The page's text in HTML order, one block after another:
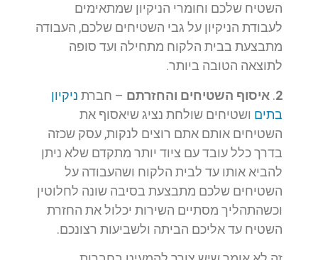
השטיח שלכם וחומרי הניקיון שמתאימים
לעבודת הניקיון על גבי השטיחים שלכם, העבודה
מתבצעת בבית הלקוח מתחילה ועד סופה
לתוצאה הטובה ביותר.
2
. איסוף השטיחים והחזרתם – חברת ניקיון
בתים ושטיחים שולחת נציג שיאסוף את
השטיחים אותם אתם רוצים לנקות, עסק שכזה
בדרך כלל עובד עם ציוד יותר מתקדם שלא ניתן
להביא אותו עד לבית הלקוח ושהעבודה על
השטיחים שלכם מתבצעת בסיבה שונה לחלוטין
וכשהתהליך מסתיים השירות יכלול את החזרת
השטיח עד אליכם הביתה ולשביעות רצונכם.